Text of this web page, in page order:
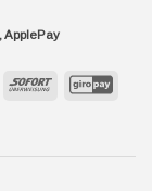
ApplePay
Sofort